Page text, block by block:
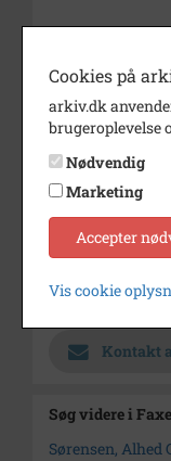
Periode
Dateringsnote
Fotograf
Se på kort
Type
Enhed
Arkiv
Kontakt
Søg videre i
Sørensen,
Cookies på
arkiv.dk
brugeroplevelse
Nødvendig
Marketing
Accepter
Vis cookie